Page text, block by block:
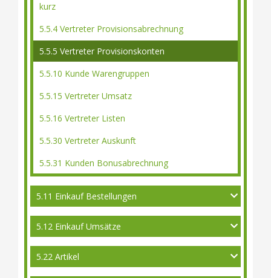
kurz
5.5.4 Vertreter Provisionsabrechnung
5.5.5 Vertreter Provisionskonten
5.5.10 Kunde Warengruppen
5.5.15 Vertreter Umsatz
5.5.16 Vertreter Listen
5.5.30 Vertreter Auskunft
5.5.31 Kunden Bonusabrechnung
5.11 Einkauf Bestellungen
5.12 Einkauf Umsätze
5.22 Artikel